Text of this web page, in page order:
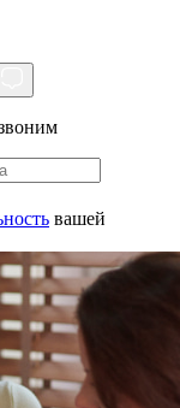
вашей